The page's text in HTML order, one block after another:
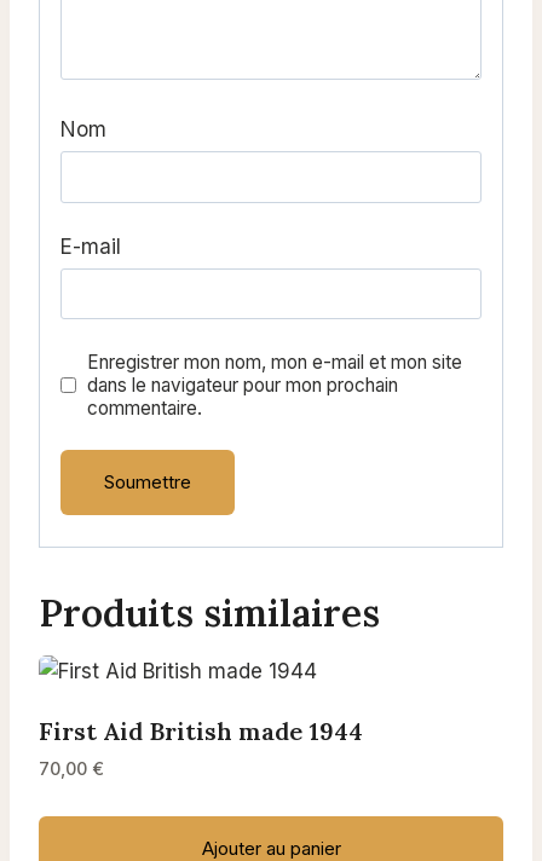
Nom
E-mail
Enregistrer mon nom, mon e-mail et mon site
dans le navigateur pour mon prochain
commentaire.
Produits similaires
First Aid British made 1944
70,00 €
Ajouter au panier